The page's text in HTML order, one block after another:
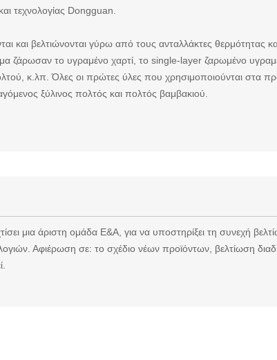
τεχνολογίας Dongguan.
και βελτιώνονται γύρω από τους ανταλλάκτες θερμότητας
ζάρωσαν το υγραμένο χαρτί, το single-layer ζαρωμένο
κ.λπ. Όλες οι πρώτες ύλες που χρησιμοποιούνται στα
ξύλινος πολτός και πολτός βαμβακιού.
μια άριστη ομάδα Ε&Α, για να υποστηρίξει τη συνεχή
Αφιέρωση σε: το σχέδιο νέων προϊόντων, βελτίωση